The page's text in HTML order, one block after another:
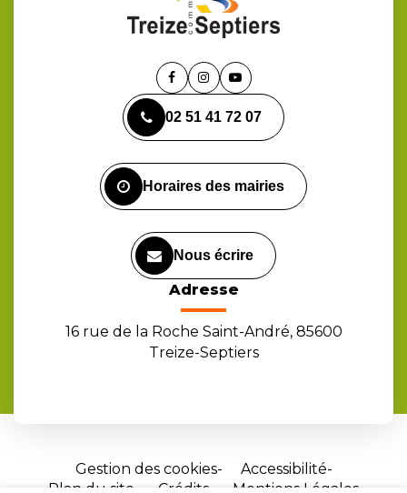
Lien
le
compte
Lien
le
compte
Lien
la
chaîne
02 51 41 72 07
Horaires des mairies
Nous écrire
Adresse
16 rue de la Roche Saint-André, 85600
Treize-Septiers
Gestion des cookies
Accessibilité
Plan du site
Crédits Mentions Légales